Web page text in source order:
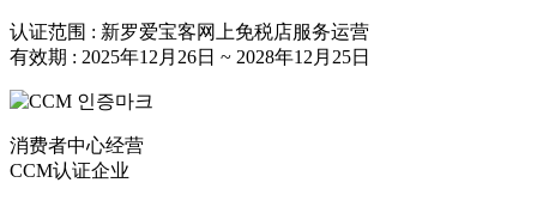
认证范围 : 新罗爱宝客网上免税店服务运营
有效期 : 2025年12月26日 ~ 2028年12月25日
消费者中心经营
CCM认证企业